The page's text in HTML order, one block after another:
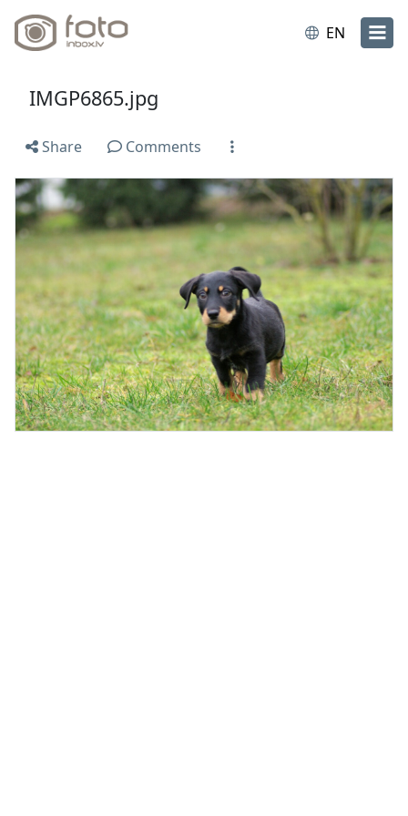
EN
IMGP6865.jpg
Share Comments